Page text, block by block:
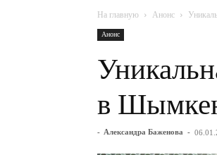
На главную Анонс
Анонс
в
- Александра Баженова -